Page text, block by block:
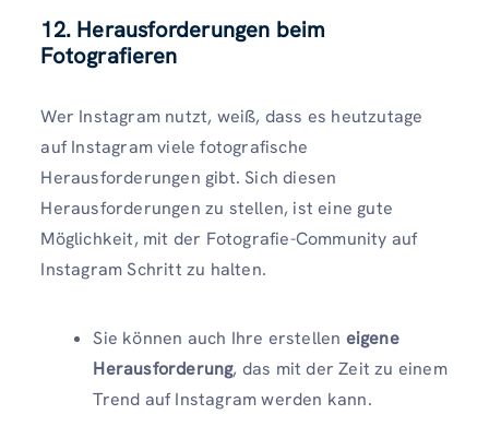
12. Herausforderungen beim
Fotografieren
Wer Instagram nutzt, weiß, dass es heutzutage
auf Instagram viele fotografische
Herausforderungen gibt. Sich diesen
Herausforderungen zu stellen, ist eine gute
Möglichkeit, mit der Fotografie-Community auf
Instagram Schritt zu halten.
Sie können auch Ihre erstellen eigene
Herausforderung, das mit der Zeit zu einem
Trend auf Instagram werden kann.